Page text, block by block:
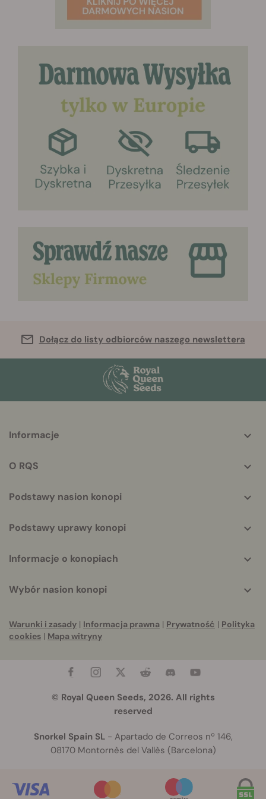
Dołącz do listy odbiorców naszego newslettera
helpful
Informacje
O RQS
Podstawy nasion konopi
Podstawy uprawy konopi
Informacje o konopiach
Wybór nasion konopi
Warunki i zasady | Informacja prawna | Prywatność | Polityka
cookies | Mapa witryny
© Royal Queen Seeds, 2026. All rights
reserved
Snorkel Spain SL- Apartado de Correos nº 146,
08170 Montornès del Vallès (Barcelona)